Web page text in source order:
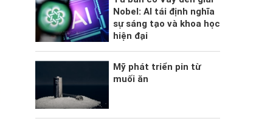
Nobel: AI tái định nghĩa
sự sáng tạo và khoa học
hiện đại
Mỹ phát triển pin từ
muối ăn